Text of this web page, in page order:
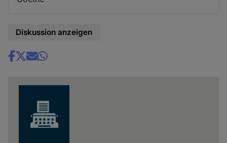
Diskussion anzeigen
Share